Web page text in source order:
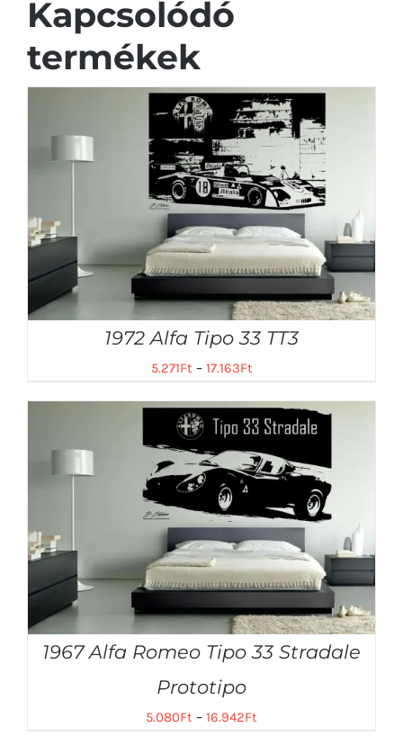
Kapcsolódó
termékek
1972 Alfa Tipo 33 TT3
5.271Ft– 17.163Ft
1967 Alfa Romeo Tipo 33 Stradale
Prototipo
5.080Ft – 16.942Ft